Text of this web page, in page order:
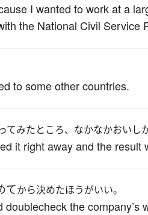
I wanted to work at a
the National Civil Service
to some other countries.
てみたところ、なかなかおいし
it right away and the result
てから決めたほうがいい。
the company’s